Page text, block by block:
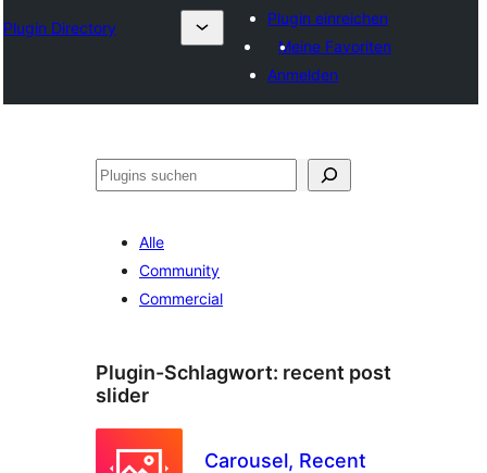
Plugin Directory
Plugin einreichen
Meine Favoriten
Anmelden
Suchen
Alle
Community
Commercial
Plugin-Schlagwort: recent post
slider
Carousel, Recent